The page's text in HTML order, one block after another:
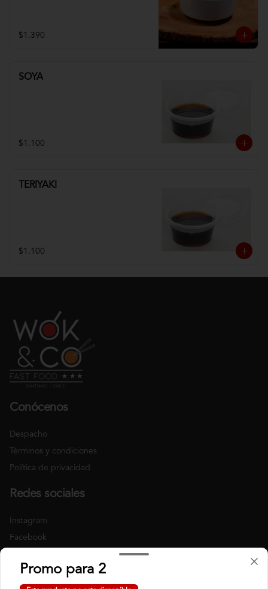
$1.390
SOYA
$1.100
TERIYAKI
$1.100
Conócenos
Despacho
Términos y condiciones
Política de privacidad
Redes sociales
Instagram
Facebook
Mi cuenta
Promo para 2